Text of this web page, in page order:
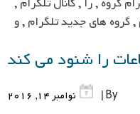
گروه های جدید تلگرام,و
را شنود می کند
By |
نوامبر 14, 2016